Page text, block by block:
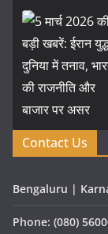
Contact Us
Bengaluru |
Phone: (080)